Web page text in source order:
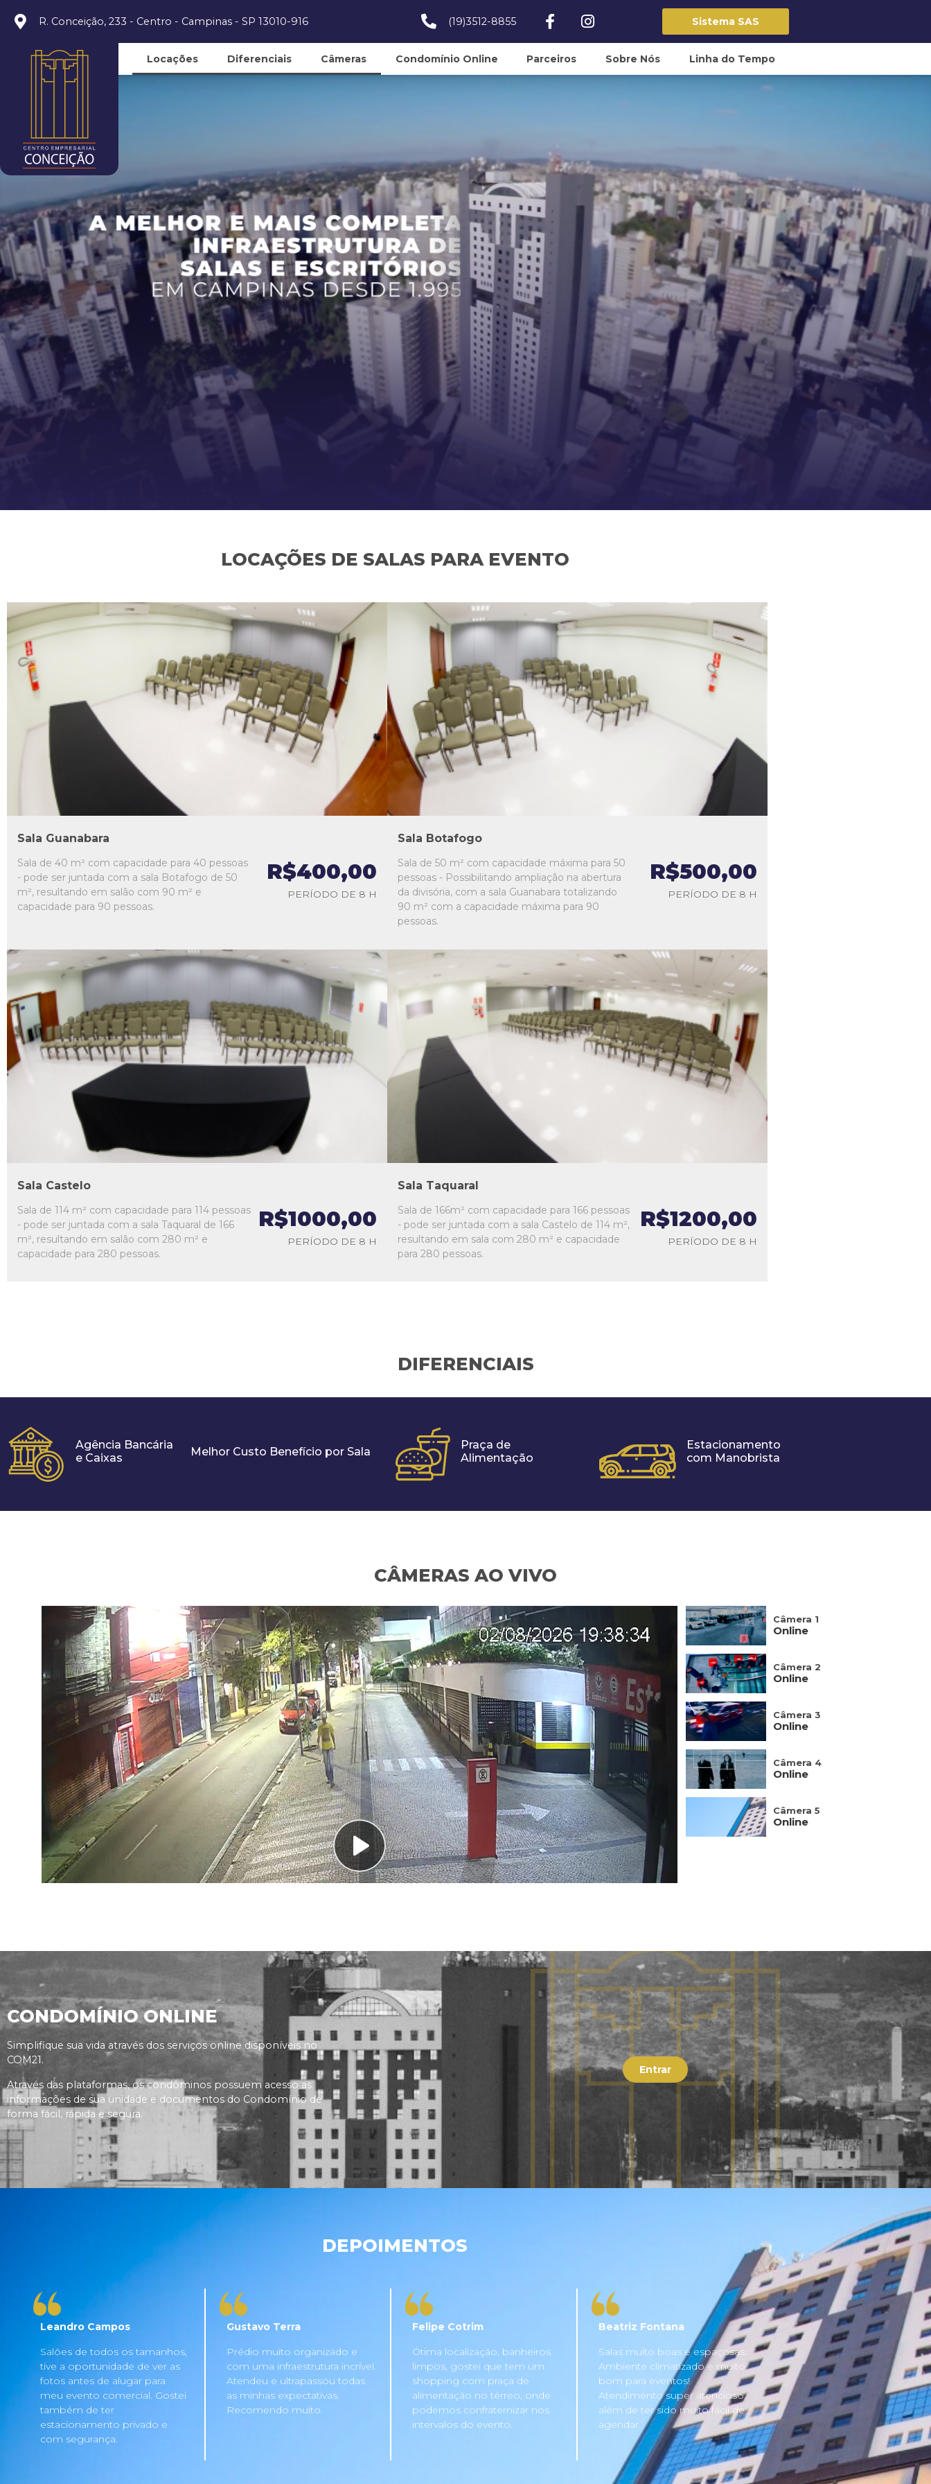
R. Conceição, 233 - Centro - Campinas - SP 13010-916 (19)3512-8855 Sistema SAS
Locações Diferenciais Câmeras Condomínio Online Parceiros Sobre Nós Linha do Tempo
LOCAÇÕES DE SALAS PARA EVENTO
L1
L2
L3
Sala Guanabara
Sala de 40 m² com capacidade para 40 pessoas
- pode ser juntada com a sala Botafogo de 50
m², resultando em salão com 90 m² e
capacidade para 90 pessoas.
R$400,00
PERÍODO DE 8 H
L3
L4
L5
Sala Botafogo
Sala de 50 m² com capacidade máxima para 50
pessoas - Possibilitando ampliação na abertura
da divisória, com a sala Guanabara totalizando
90 m² com a capacidade máxima para 90
pessoas.
R$500,00
PERÍODO DE 8 H
L1
L2
L3
L4
Sala Castelo
Sala de 114 m² com capacidade para 114 pessoas
- pode ser juntada com a sala Taquaral de 166
m², resultando em salão com 280 m² e
capacidade para 280 pessoas.
R$1000,00
PERÍODO DE 8 H
L1
L3
L4
L5
Sala Taquaral
Sala de 166m² com capacidade para 166 pessoas
- pode ser juntada com a sala Castelo de 114 m²,
resultando em sala com 280 m² e capacidade
para 280 pessoas.
R$1200,00
PERÍODO DE 8 H
DIFERENCIAIS
Agência Bancária
e Caixas
Melhor Custo Benefício por Sala
Praça de
Alimentação
Estacionamento
com Manobrista
CÂMERAS AO VIVO
Câmera 1
Online
Câmera 2
Online
Câmera 3
Online
Câmera 4
Online
Câmera 5
Online
CONDOMÍNIO ONLINE
Simplifique sua vida através dos serviços online disponíveis no
COM21.
Através das plataformas, os condôminos possuem acesso as
informações de sua unidade e documentos do Condomínio de
forma fácil, rápida e segura.
Entrar
DEPOIMENTOS
Salões de todos os tamanhos,
tive a oportunidade de ver as
fotos antes de alugar para
meu evento comercial. Gostei
também de ter
estacionamento privado e
com segurança.
Leandro Campos
Prédio muito organizado e
com uma infraestrutura incrível.
Atendeu e ultrapassou todas
as minhas expectativas.
Recomendo muito.
Gustavo Terra
Ótima localização, banheiros
limpos, gostei que tem um
shopping com praça de
alimentação no térreo, onde
podemos confraternizar nos
intervalos do evento.
Felipe Cotrim
Salas muito boas e espaçosas.
Ambiente climatizado e muito
bom para eventos!
Atendimento super atencioso
além de ter sido muito fácil de
agendar.
Beatriz Fontana